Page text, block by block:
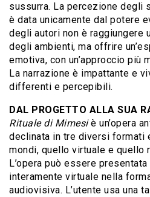
sussurra. La percezione degli
è data unicamente dal potere
degli autori non è raggiungere
degli ambienti, ma offrire
emotiva, con un’approccio più
La narrazione è impattante e
differenti e percepibili.
DAL PROGETTO ALLA SUA
Rituale di Mimesiè un’opera
declinata in tre diversi formati
mondi, quello virtuale e quello
L’opera può essere
interamente virtuale nella
audiovisiva. L’utente usa una